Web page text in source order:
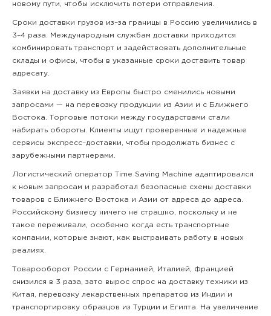
новому пути, чтобы исключить потери отправления.
Сроки доставки грузов из–за границы в Россию увеличились в
3–4 раза. Международным службам доставки приходится
комбинировать транспорт и задействовать дополнительные
склады и офисы, чтобы в указанные сроки доставить товар
адресату.
Заявки на доставку из Европы быстро сменились новыми
запросами — на перевозку продукции из Азии и с Ближнего
Востока. Торговые потоки между государствами стали
набирать обороты. Клиенты ищут проверенные и надежные
сервисы экспресс–доставки, чтобы продолжать бизнес с
зарубежными партнерами.
Логистический оператор Time Saving Machine адаптировался
к новым запросам и разработал безопасные схемы доставки
товаров с Ближнего Востока и Азии от адреса до адреса.
Российскому бизнесу ничего не страшно, поскольку и не
такое переживали, особенно когда есть транспортные
компании, которые знают, как выстраивать работу в новых
реалиях.
Товарооборот России с Германией, Италией, Францией
снизился в 3 раза, зато вырос спрос на доставку техники из
Китая, перевозку лекарственных препаратов из Индии и
транспортировку образцов из Турции и Египта. На увеличение